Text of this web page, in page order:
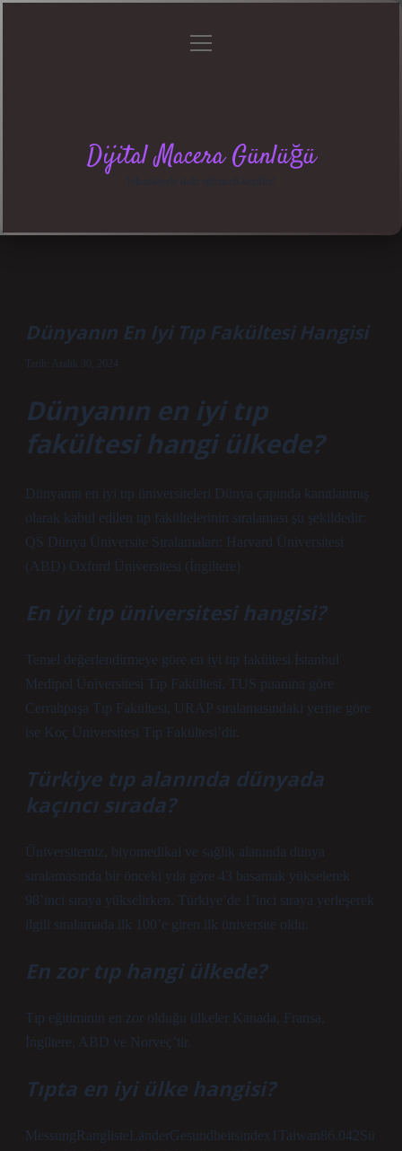
menüyü
Dijital Macera Günlüğü
Dünyanın En Iyi Tıp Fakültesi Hangisi
Tarih: Aralık 30, 2024
Dünyanın en iyi tıp
fakültesi hangi ülkede?
Dünyanın en iyi tıp üniversiteleri Dünya çapında kanıtlanmış
olarak kabul edilen tıp fakültelerinin sıralaması şu şekildedir:
QS Dünya Üniversite Sıralamaları: Harvard Üniversitesi
(ABD) Oxford Üniversitesi (İngiltere)
En iyi tıp üniversitesi hangisi?
Temel değerlendirmeye göre en iyi tıp fakültesi İstanbul
Medipol Üniversitesi Tıp Fakültesi, TUS puanına göre
Cerrahpaşa Tıp Fakültesi, URAP sıralamasındaki yerine göre
ise Koç Üniversitesi Tıp Fakültesi’dir.
Türkiye tıp alanında dünyada
kaçıncı sırada?
Üniversitemiz, biyomedikal ve sağlık alanında dünya
sıralamasında bir önceki yıla göre 43 basamak yükselerek
98’inci sıraya yükselirken, Türkiye’de 1’inci sıraya yerleşerek
ilgili sıralamada ilk 100’e giren ilk üniversite oldu.
En zor tıp hangi ülkede?
Tıp eğitiminin en zor olduğu ülkeler Kanada, Fransa,
İngiltere, ABD ve Norveç’tir.
Tıpta en iyi ülke hangisi?
MessungRanglisteLänderGesundheitsindex1Taiwan86.042Sü